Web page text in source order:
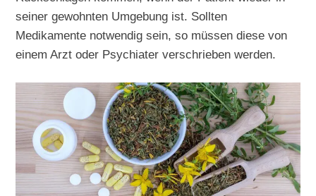
seiner gewohnten Umgebung ist. Sollten
Medikamente notwendig sein, so müssen diese von
einem Arzt oder Psychiater verschrieben werden.